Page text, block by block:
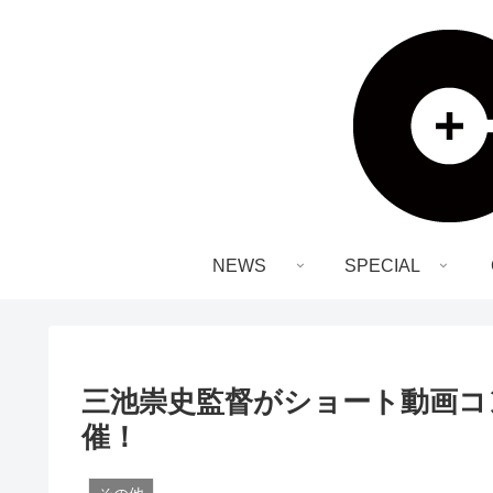
NEWS SPECIAL
三池崇史監督がショート動画
催！